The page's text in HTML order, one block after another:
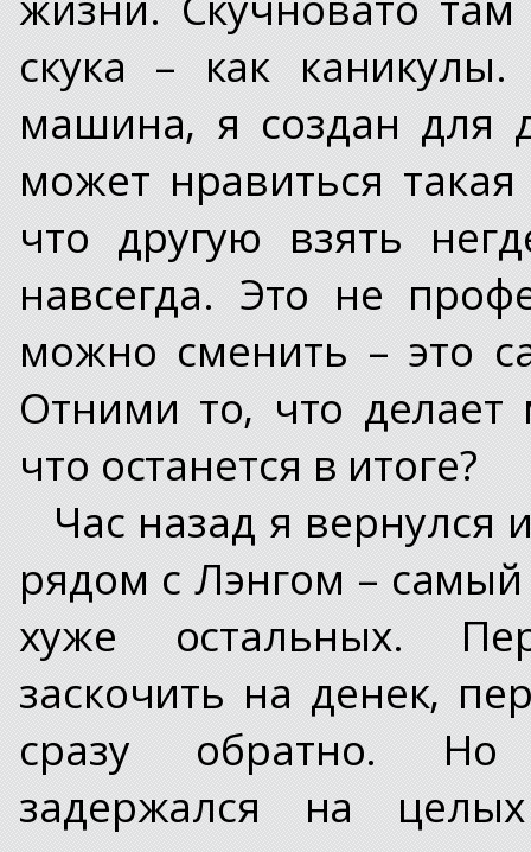
скука – как
машина, я создан для
может нравиться
что другую взять
навсегда. Это не
можно сменить – это
Отними то, что
что останется в итоге?
Час назад я вернулся
рядом с Лэнгом –
хуже остальных.
заскочить на денек,
сразу обратно. Но
задержался на